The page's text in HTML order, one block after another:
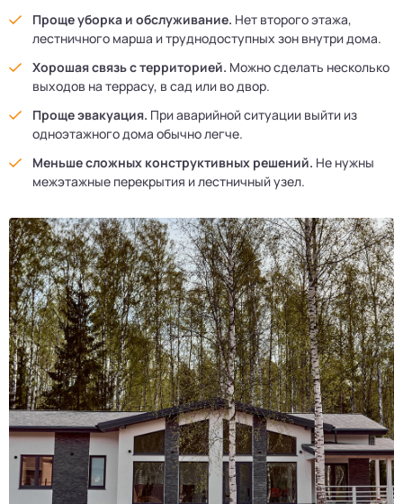
Проще уборка и обслуживание. Нет второго этажа,
лестничного марша и труднодоступных зон внутри дома.
Хорошая связь с территорией. Можно сделать несколько
выходов на террасу, в сад или во двор.
Проще эвакуация. При аварийной ситуации выйти из
одноэтажного дома обычно легче.
Меньше сложных конструктивных решений. Не нужны
межэтажные перекрытия и лестничный узел.